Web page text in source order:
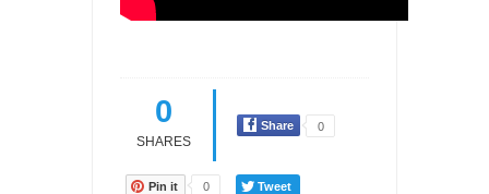
0
SHARES
Share 0
Pin it 0 Tweet